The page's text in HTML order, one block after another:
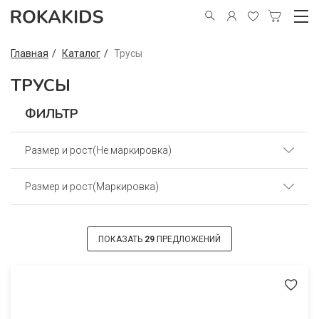
Главная Каталог Трусы
ТРУСЫ
ФИЛЬТР
Размер и рост(Не маркировка)
Размер и рост(Маркировка)
ПОКАЗАТЬ 29 ПРЕДЛОЖЕНИЙ